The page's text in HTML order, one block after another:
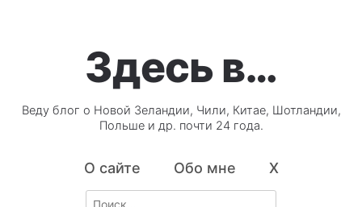
Здесь в…
Веду блог о Новой Зеландии, Чили, Китае, Шотландии,
Польше и др. почти 24 года.
О сайте Обо мне X
Search